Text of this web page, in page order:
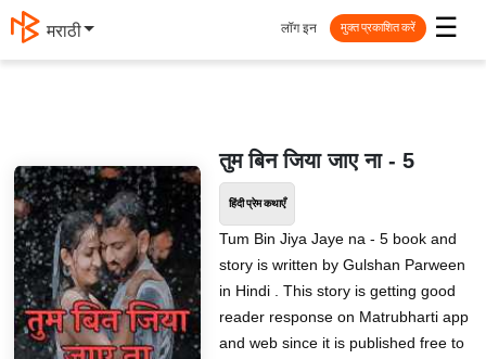
मराठी ☰
लॉग इन मुक्त प्रकाशित करें
तुम बिन जिया जाए ना - 5
हिंदी प्रेम कथाएँ
Tum Bin Jiya Jaye na - 5 book and
story is written by Gulshan Parween
in Hindi . This story is getting good
reader response on Matrubharti app
and web since it is published free to